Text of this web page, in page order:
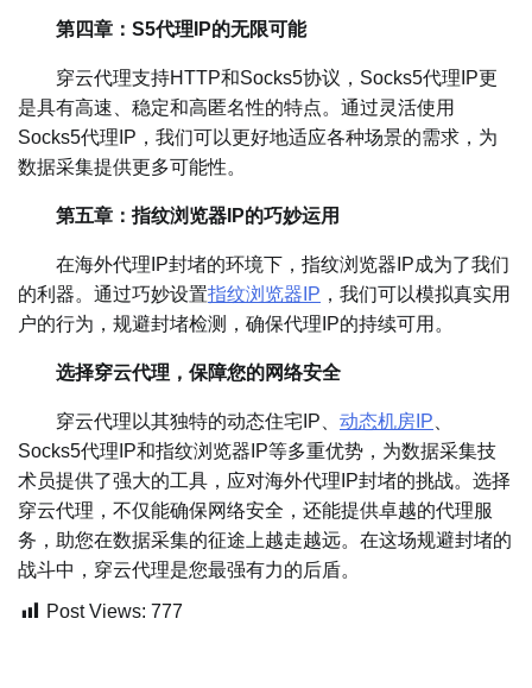
第四章：S5代理IP的无限可能
穿云代理支持HTTP和Socks5协议，Socks5代理IP更
是具有高速、稳定和高匿名性的特点。通过灵活使用
Socks5代理IP，我们可以更好地适应各种场景的需求，为
数据采集提供更多可能性。
第五章：指纹浏览器IP的巧妙运用
在海外代理IP封堵的环境下，指纹浏览器IP成为了我们
的利器。通过巧妙设置指纹浏览器IP ，我们可以模拟真实用
户的行为，规避封堵检测，确保代理IP的持续可用。
选择穿云代理，保障您的网络安全
穿云代理以其独特的动态住宅IP、 动态机房IP
Socks5代理IP和指纹浏览器IP等多重优势，为数据采集技
术员提供了强大的工具，应对海外代理IP封堵的挑战。选择
穿云代理，不仅能确保网络安全，还能提供卓越的代理服
务，助您在数据采集的征途上越走越远。在这场规避封堵的
战斗中，穿云代理是您最强有力的后盾。
Post Views: 777